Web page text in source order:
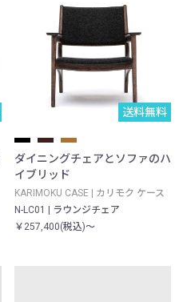
送料無料
ダイニングチェアとソファのハ
イブリッド
KARIMOKU CASE | カリモク ケース
N-LC01 | ラウンジチェア
￥257,400(税込)～